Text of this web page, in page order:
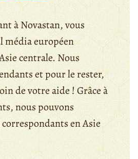
à Novastan, vous
média européen
centrale. Nous
et pour le rester,
de votre aide ! Grâce à
nous pouvons
en Asie